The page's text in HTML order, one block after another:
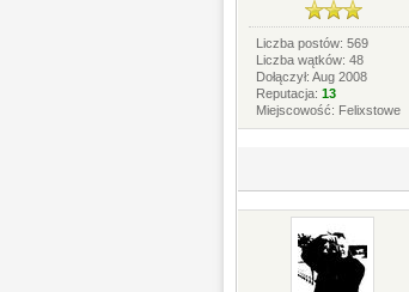
Liczba postów: 569
Liczba wątków: 48
Dołączył: Aug 2008
Reputacja:13
Miejscowość: Felixstowe